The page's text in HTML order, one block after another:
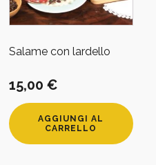
Salame con lardello
15,00 €
AGGIUNGI AL
CARRELLO